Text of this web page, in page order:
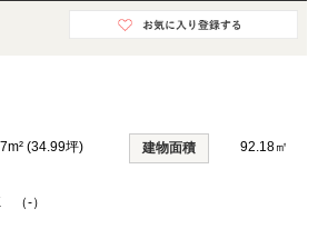
(34.99坪) 建物面積 92.18㎡
（-）